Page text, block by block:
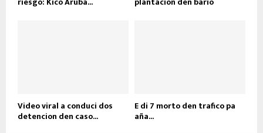
Video viral a conduci dos
detencion den caso...
E di 7 morto den trafico pa
aña...